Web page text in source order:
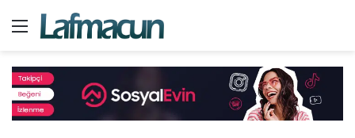
Menü